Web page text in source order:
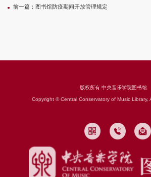
前一篇： 图书馆防疫期间开放管理规定
版权所有 中央音乐学院图书馆
Copyright © Central Conservatory of Music Library,